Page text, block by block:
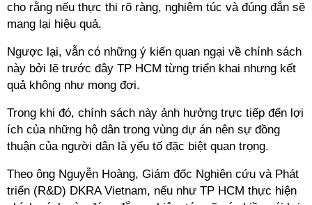
cho rằng nếu thực thi rõ ràng, nghiêm túc và đúng đắn sẽ
mang lại hiệu quả.
Ngược lại, vẫn có những ý kiến quan ngại về chính sách
này bởi lẽ trước đây TP HCM từng triển khai nhưng kết
quả không như mong đợi.
Trong khi đó, chính sách này ảnh hưởng trực tiếp đến lợi
ích của những hộ dân trong vùng dự án nên sự đồng
thuận của người dân là yếu tố đặc biệt quan trọng.
Theo ông Nguyễn Hoàng, Giám đốc Nghiên cứu và Phát
triển (R&D) DKRA Vietnam, nếu như TP HCM thực hiện